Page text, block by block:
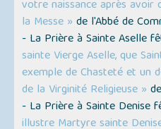
votre naissance après avoir
la Messe » de l'Abbé de
- La Prière à Sainte Aselle
sainte Vierge Aselle, que
exemple de Chasteté et un
de la Virginité Religieuse »
- La Prière à Sainte Denise
illustre Martyre sainte